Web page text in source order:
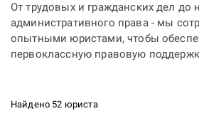
От трудовых и гражданских дел до
административного права - мы
опытными юристами, чтобы
первоклассную правовую
Найдено 52 юриста